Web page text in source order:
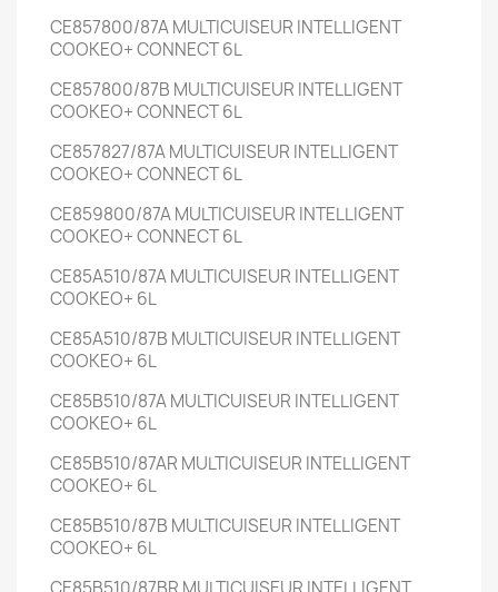
CE857800/87AMULTICUISEUR INTELLIGENT
COOKEO+ CONNECT6L
CE857800/87B MULTICUISEUR INTELLIGENT
COOKEO+ CONNECT6L
CE857827/87AMULTICUISEUR INTELLIGENT
COOKEO+ CONNECT6L
CE859800/87AMULTICUISEUR INTELLIGENT
COOKEO+ CONNECT6L
CE85A510/87AMULTICUISEUR INTELLIGENT
COOKEO+ 6L
CE85A510/87B MULTICUISEUR INTELLIGENT
COOKEO+ 6L
CE85B510/87AMULTICUISEUR INTELLIGENT
COOKEO+ 6L
CE85B510/87AR MULTICUISEUR INTELLIGENT
COOKEO+ 6L
CE85B510/87B MULTICUISEUR INTELLIGENT
COOKEO+ 6L